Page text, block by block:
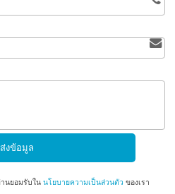
นยอมรับใน นโยบายความเป็นส่วนตัว ของเรา